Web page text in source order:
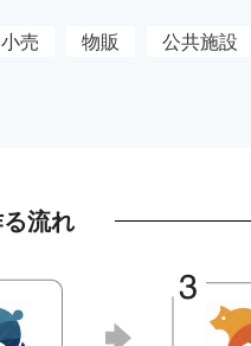
小売 物販
公共施設
流れ